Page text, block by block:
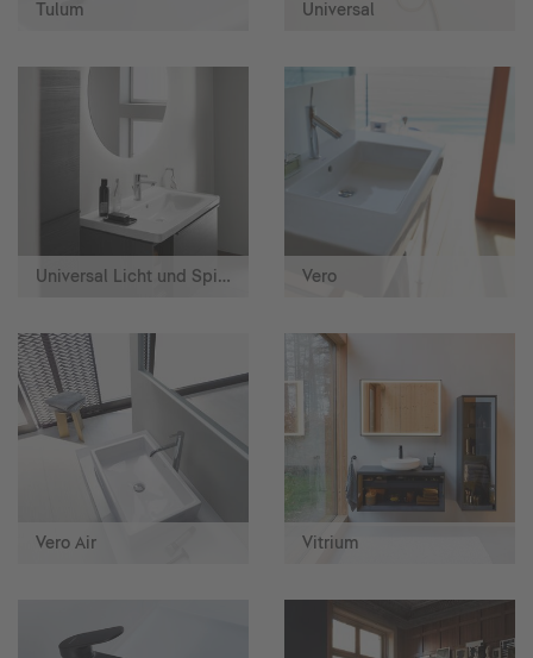
Tulum Universal
Universal Licht und Spiegel Vero
Vero Air Vitrium